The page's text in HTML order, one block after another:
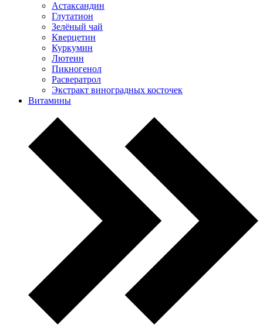
Астаксандин
Глутатион
Зелёный чай
Кверцетин
Куркумин
Лютеин
Пикногенол
Расвератрол
Экстракт виноградных косточек
Витамины